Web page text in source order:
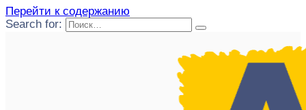
Перейти к содержанию
Search for: